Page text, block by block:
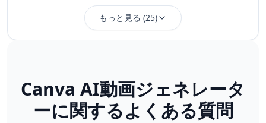
もっと見る (25)
Canva AI動画ジェネレータ
ーに関するよくある質問